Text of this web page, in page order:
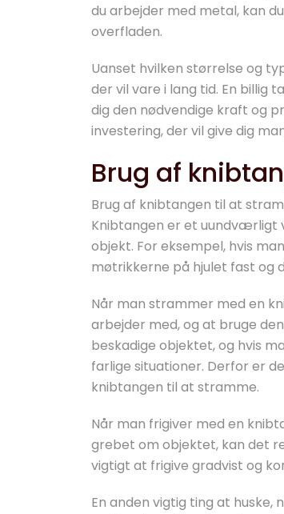
du arbejder med metal, kan
overfladen.
Uanset hvilken størrelse og
der vil vare i lang tid. En billig
dig den nødvendige kraft og
investering, der vil give dig
Brug af
Brug af knibtangen til at
Knibtangen er et
objekt. For eksempel, hvis
møtrikkerne på hjulet fast og
Når man strammer med en
arbejder med, og at bruge
beskadige objektet, og hvis
farlige situationer. Derfor er
knibtangen til at stramme.
Når man frigiver med en
grebet om objektet, kan det
vigtigt at frigive gradvist og
En anden vigtig ting at